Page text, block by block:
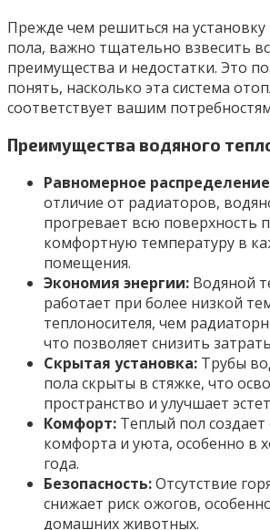
Прежде чем решиться на установку
пола, важно тщательно взвесить
преимущества и недостатки. Это
понять, насколько эта система
соответствует вашим
Преимущества водяного
Равномерное
отличие от радиаторов,
прогревает всю поверхность
комфортную температуру в
помещения.
Экономия энергии: Водяной
работает при более низкой
теплоносителя, чем
что позволяет снизить
Скрытая установка: Трубы
пола скрыты в стяжке, что
пространство и улучшает
Комфорт: Теплый пол
комфорта и уюта, особенно в
года.
Безопасность:Отсутствие
снижает риск ожогов,
домашних животных.